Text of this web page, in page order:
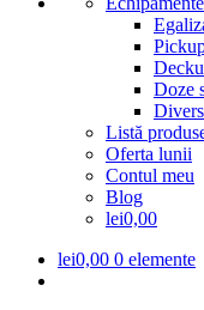
Doze
Listă
Oferta lunii
Contul meu
Blog
lei0,00
lei0,00 0 elemente